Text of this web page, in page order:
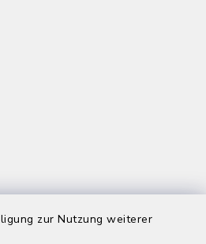
zur Nutzung weiterer